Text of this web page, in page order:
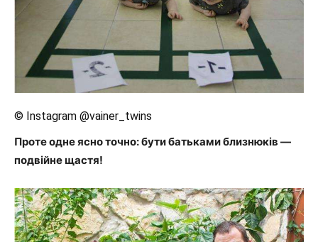
© Instagram @vainer_twins
Проте одне ясно точно: бути батьками близнюків —
подвійне щастя!